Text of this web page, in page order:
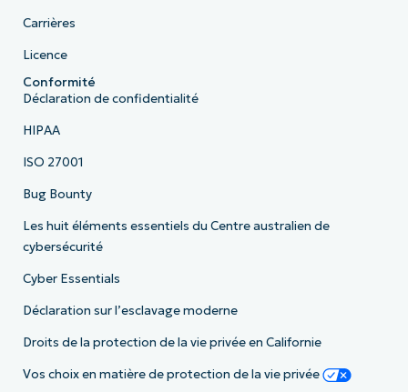
Carrières
Licence
Conformité
Déclaration de confidentialité
HIPAA
ISO 27001
Bug Bounty
Les huit éléments essentiels du Centre australien de
cybersécurité
Cyber Essentials
Déclaration sur l’esclavage moderne
Droits de la protection de la vie privée en Californie
Vos choix en matière de protection de la vie privée